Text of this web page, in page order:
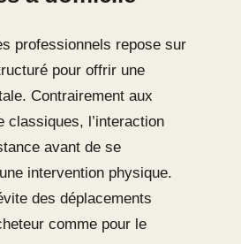
professionnels repose sur
pour offrir une
Contrairement aux
classiques, l’interaction
avant de se
intervention physique.
des déplacements
comme pour le